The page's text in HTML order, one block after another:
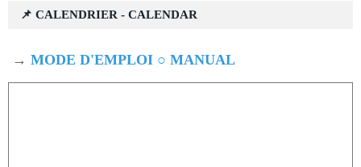
📌 CALENDRIER - CALENDAR
→ MODE D'EMPLOI ○ MANUAL